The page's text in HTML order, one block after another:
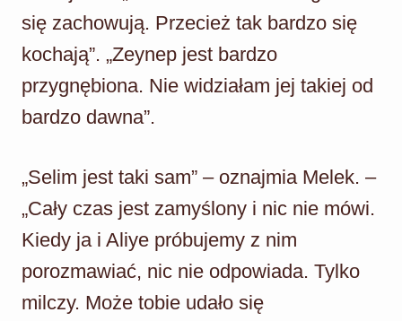
się zachowują. Przecież tak bardzo się
kochają”. „Zeynep jest bardzo
przygnębiona. Nie widziałam jej takiej od
bardzo dawna”.
„Selim jest taki sam” – oznajmia Melek. –
„Cały czas jest zamyślony i nic nie mówi.
Kiedy ja i Aliye próbujemy z nim
porozmawiać, nic nie odpowiada. Tylko
milczy. Może tobie udało się